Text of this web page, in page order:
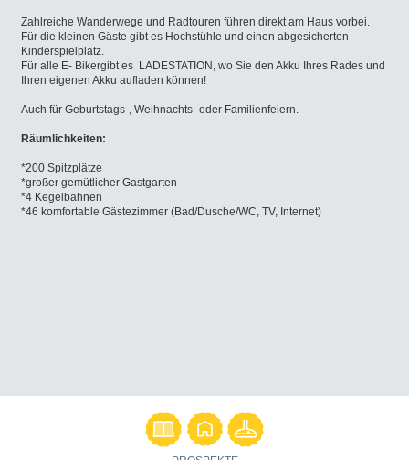
Zahlreiche Wanderwege und Radtouren führen direkt am Haus vorbei.
Für die kleinen Gäste gibt es Hochstühle und einen abgesicherten
Kinderspielplatz.
Für alle E- Bikergibt es LADESTATION, wo Sie den Akku Ihres Rades und
Ihren eigenen Akku aufladen können!
Auch für Geburtstags-, Weihnachts- oder Familienfeiern.
Räumlichkeiten:
*200 Spitzplätze
*großer gemütlicher Gastgarten
*4 Kegelbahnen
*46 komfortable Gästezimmer (Bad/Dusche/WC, TV, Internet)